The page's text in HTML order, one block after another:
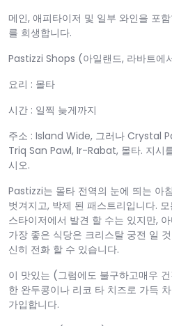
메인, 애피타이저 및 일부 와인을 포
를 희생합니다.
Pastizzi Shops (아일랜드, 라바트에
요리 : 몰타
시간 : 일찍 늦게까지
주소 : Island Wide, 그러나 Crystal
Triq San Pawl, Ir-Rabat, 몰타. 지시
시오.
Pastizzi는 몰타 전역의 눈에 띄는 아
벗겨지고, 박제 된 패스트리입니다.
스타이저에서 발견 할 수는 있지만,
가장 좋은 식당은 크리스탈 궁전 일
신히 전화 할 수 있습니다.
이 맛있는 (그럼에도 불구하고매우
한 완두콩이나 리코 타 치즈로 가득
가입합니다.